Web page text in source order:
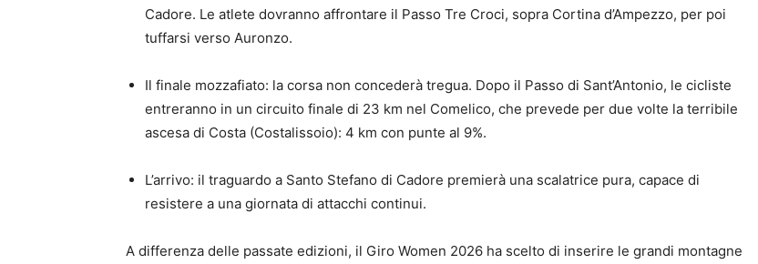
Cadore. Le atlete dovranno affrontare il Passo Tre Croci, sopra Cortina d’Ampezzo, per poi
tuffarsi verso Auronzo.
Il finale mozzafiato: la corsa non concederà tregua. Dopo il Passo di Sant’Antonio, le cicliste
entreranno in un circuito finale di 23 km nel Comelico, che prevede per due volte la terribile
ascesa di Costa (Costalissoio): 4 km con punte al 9%.
L’arrivo: il traguardo a Santo Stefano di Cadore premierà una scalatrice pura, capace di
resistere a una giornata di attacchi continui.
A differenza delle passate edizioni, il Giro Women 2026 ha scelto di inserire le grandi montagne